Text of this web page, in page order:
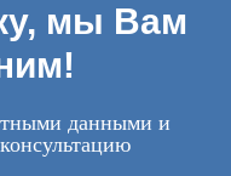
мы Вам
данными и